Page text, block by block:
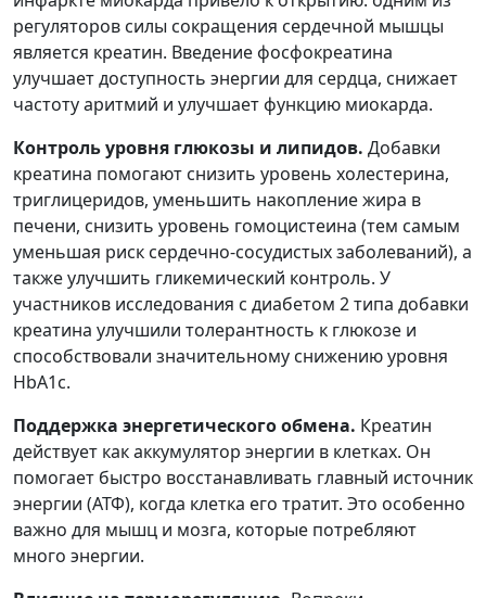
регуляторов силы сокращения сердечной мышцы
является креатин. Введение фосфокреатина
улучшает доступность энергии для сердца, снижает
частоту аритмий и улучшает функцию миокарда.
Контроль уровня глюкозы и липидов. Добавки
креатина помогают снизить уровень холестерина,
триглицеридов, уменьшить накопление жира в
печени, снизить уровень гомоцистеина (тем самым
уменьшая риск сердечно-сосудистых заболеваний), а
также улучшить гликемический контроль. У
участников исследования с диабетом 2 типа добавки
креатина улучшили толерантность к глюкозе и
способствовали значительному снижению уровня
HbA1c.
Поддержка энергетического обмена. Креатин
действует как аккумулятор энергии в клетках. Он
помогает быстро восстанавливать главный источник
энергии (АТФ), когда клетка его тратит. Это особенно
важно для мышц и мозга, которые потребляют
много энергии.